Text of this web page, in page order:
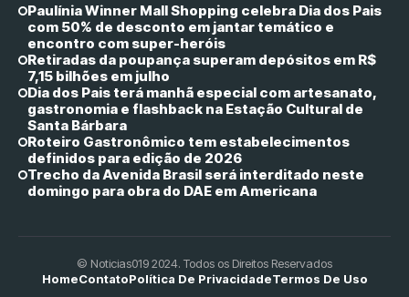
Paulínia Winner Mall Shopping celebra Dia dos Pais
com 50% de desconto em jantar temático e
encontro com super-heróis
Retiradas da poupança superam depósitos em R$
7,15 bilhões em julho
Dia dos Pais terá manhã especial com artesanato,
gastronomia e flashback na Estação Cultural de
Santa Bárbara
Roteiro Gastronômico tem estabelecimentos
definidos para edição de 2026
Trecho da Avenida Brasil será interditado neste
domingo para obra do DAE em Americana
© Noticias019 2024. Todos os Direitos Reservados
HomeContatoPolítica De PrivacidadeTermos De Uso